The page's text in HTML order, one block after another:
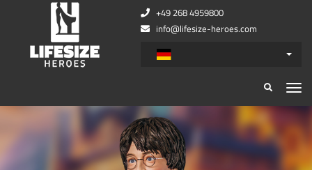
+49 268 4959800
info@lifesize-heroes.com